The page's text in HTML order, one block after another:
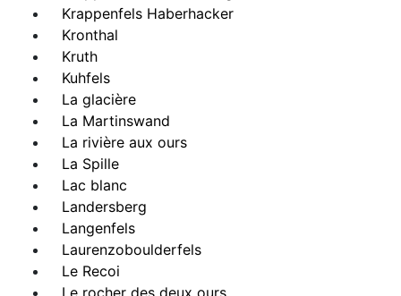
Krappenfels Haberhacker
Kronthal
Kruth
Kuhfels
La glacière
La Martinswand
La rivière aux ours
La Spille
Lac blanc
Landersberg
Langenfels
Laurenzoboulderfels
Le Recoi
Le rocher des deux ours